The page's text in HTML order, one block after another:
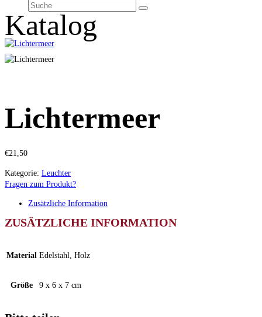
Suche
Senden
Katalog
Lichtermeer
€21,50
Kategorie: Leuchter
Fragen zum Produkt?
Zusätzliche Information
ZUSÄTZLICHE INFORMATION
Material Edelstahl, Holz
Größe 9 x 6 x 7 cm